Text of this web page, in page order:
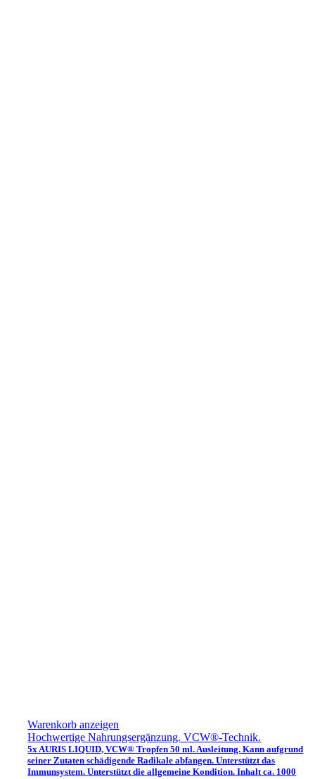
Warenkorb anzeigen
Hochwertige Nahrungsergänzung. VCW®-Technik.
5x AURIS LIQUID, VCW® Tropfen 50 ml. Ausleitung. Kann aufgrund
seiner Zutaten schädigende Radikale abfangen. Unterstützt das
Immunsystem. Unterstützt die allgemeine Kondition. Inhalt ca. 1000